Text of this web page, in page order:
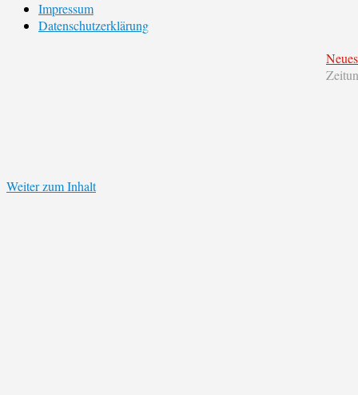
Impressum
Datenschutzerklärung
Weiter zum Inhalt